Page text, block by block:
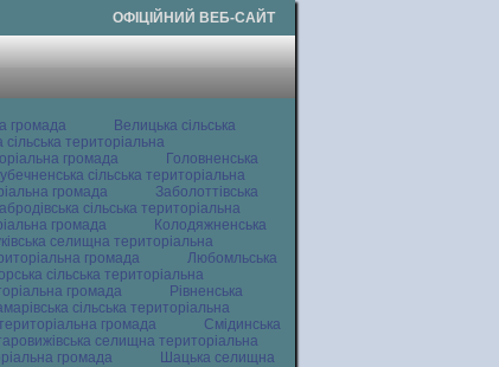
ОФІЦІЙНИЙ ВЕБ-САЙТ
громада
Велицька сільська
сільська територіальна
громада
Головненська
сільська територіальна
громада
Заболоттівська
сільська територіальна
громада
Колодяжненська
селищна територіальна
громада
Любомльська
сільська територіальна
громада
Рівненська
сільська територіальна
громада
Смідинська
селищна територіальна
громада
Шацька селищна